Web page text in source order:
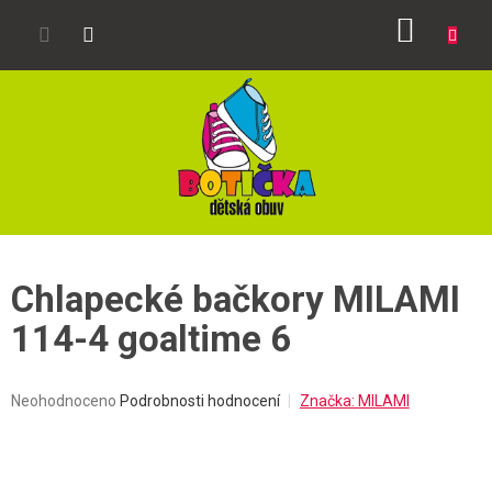
Chlapecké bačkory MILAMI
114-4 goaltime 6
Průměrné
Neohodnoceno Podrobnosti hodnocení Značka: MILAMI